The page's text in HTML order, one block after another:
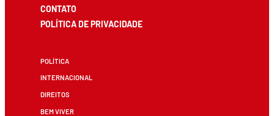
CONTATO
POLÍTICA DE PRIVACIDADE
POLÍTICA
INTERNACIONAL
DIREITOS
BEM VIVER